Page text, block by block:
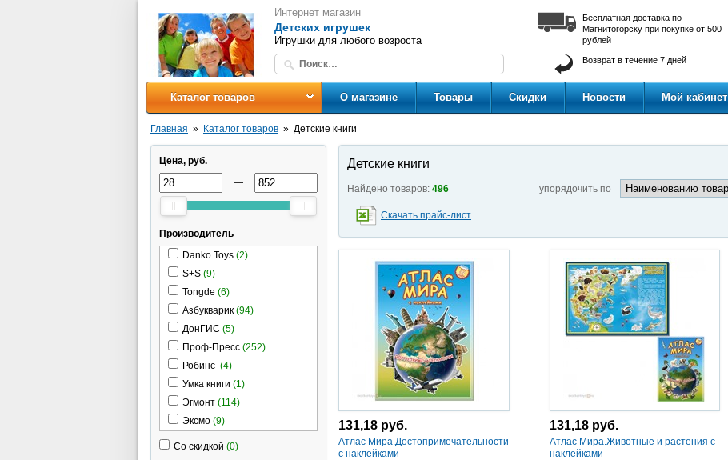
Интернет магазин
Детских игрушек
Игрушки для любого возроста
Бесплатная доставка по
Магнитогорску при покупке от 500
рублей
Возврат в течение 7 дней
Каталог товаров О магазине Товары Скидки Новости Мой кабинет
Главная Каталог товаров Детские книги
Цена, руб.
—
Производитель
Danko Toys (2)
S+S (9)
Tongde (6)
Азбукварик (94)
ДонГИС (5)
Проф-Пресс (252)
Робинс (4)
Умка книги (1)
Эгмонт (114)
Эксмо (9)
Со скидкой (0)
Детские книги
Найдено товаров: 496 упорядочить по
Скачать прайс-лист
131,18 руб.
Атлас Мира.Достопримечательности
с наклейками
131,18 руб.
Атлас Мира.Животные и растения с
наклейками